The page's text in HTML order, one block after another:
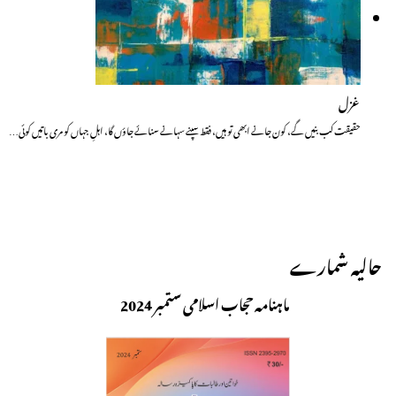
غزل
حقیقت کب بنیں گے، کون جانے ابھی تو ہیں، فقط سپنے سہانے سنائے جاؤں گا، اہلِ جہاں کو مری باتیں کوئی…
حالیہ شمارے
ماہنامہ حجاب اسلامی ستمبر 2024